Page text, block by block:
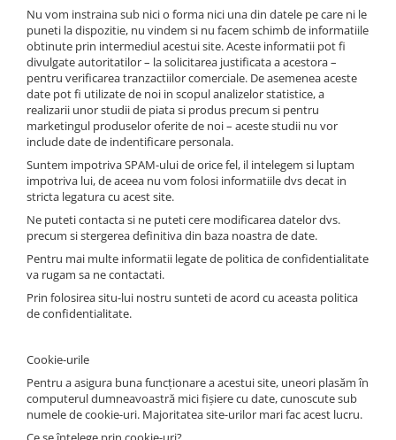
Pachete Gard electric
Gard electric pentru Animale
sălbatice
Gard Electric pentru Bovine, Oi,
Mistreti
Gard electric pentru Cai, Câini,
Capre, Vaci, Porci
Gard Electric pentru Vaci și Oi
Pachete cu Impulsator + Panou +
Baterie
Accesorii gard Electric
Alimentator Gard Electric
Cabluri Auxiliare
Conectori Gard Electric
Diferite accesorii Gard Electric
Plasă Gard Electric
Poartă Gard Electric
Nu vom instraina sub nici o forma nici una din datele pe care ni le
puneti la dispozitie, nu vindem si nu facem schimb de informatiile
obtinute prin intermediul acestui site. Aceste informatii pot fi
divulgate autoritatilor – la solicitarea justificata a acestora –
pentru verificarea tranzactiilor comerciale. De asemenea aceste
date pot fi utilizate de noi in scopul analizelor statistice, a
realizarii unor studii de piata si produs precum si pentru
marketingul produselor oferite de noi – aceste studii nu vor
include date de indentificare personala.
Suntem impotriva SPAM-ului de orice fel, il intelegem si luptam
impotriva lui, de aceea nu vom folosi informatiile dvs decat in
stricta legatura cu acest site.
Ne puteti contacta si ne puteti cere modificarea datelor dvs.
precum si stergerea definitiva din baza noastra de date.
Pentru mai multe informatii legate de politica de confidentialitate
va rugam sa ne contactati.
Prin folosirea situ-lui nostru sunteti de acord cu aceasta politica
de confidentialitate.
Cookie-urile
Pentru a asigura buna funcționare a acestui site, uneori plasăm în
computerul dumneavoastră mici fișiere cu date, cunoscute sub
numele de cookie-uri. Majoritatea site-urilor mari fac acest lucru.